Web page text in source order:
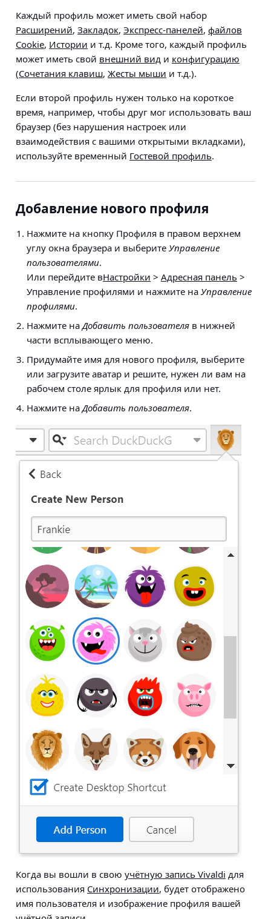
Каждый профиль может иметь свой набор
Расширений, Закладок, Экспресс-панелей, файлов
Сookie, Истории и т.д. Кроме того, каждый профиль
может иметь свой внешний вид и конфигурацию
(Сочетания клавиш, Жесты мыши и т.д.).
Если второй профиль нужен только на короткое
время, например, чтобы друг мог использовать ваш
браузер (без нарушения настроек или
взаимодействия с вашими открытыми вкладками),
используйте временный Гостевой профиль.
Добавление нового профиля
Нажмите на кнопку Профиля в правом верхнем
углу окна браузера и выберите Управление
пользователями.
Или перейдите вНастройки > Адресная панель >
Управление профилями и нажмите на Управление
профилями.
Нажмите наДобавить пользователя в нижней
части всплывающего меню.
Придумайте имя для нового профиля, выберите
или загрузите аватар и решите, нужен ли вам на
рабочем столе ярлык для профиля или нет.
Нажмите наДобавить пользователя.
Когда вы вошли в свою учётную запись Vivaldi для
использования Синхронизации, будет отображено
имя пользователя и изображение профиля вашей